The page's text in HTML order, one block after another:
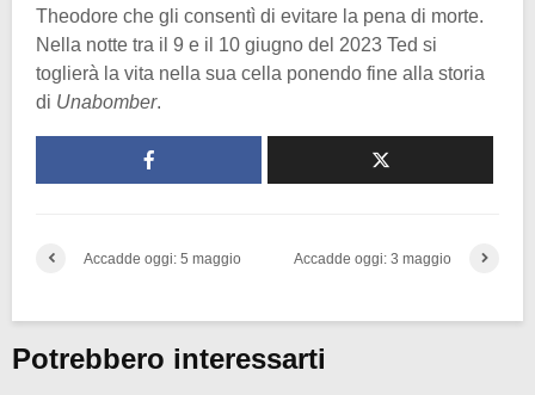
Theodore che gli consentì di evitare la pena di morte.
Nella notte tra il 9 e il 10 giugno del 2023 Ted si
toglierà la vita nella sua cella ponendo fine alla storia
di Unabomber.
Accadde oggi: 5 maggio Accadde oggi: 3 maggio
Potrebbero interessarti